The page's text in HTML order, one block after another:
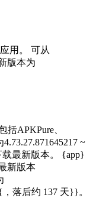
用。
可从
版本为
APKPure、
~
载最新版本。 {app}
新版本
，落后约 137 天}}。